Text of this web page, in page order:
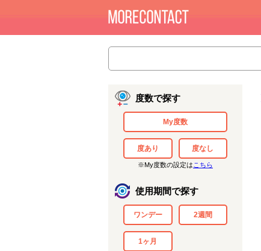
度数で探す
My度数
度あり 度なし
※My度数の設定は こちら
使用期間で探す
ワンデー 2週間
1ヶ月